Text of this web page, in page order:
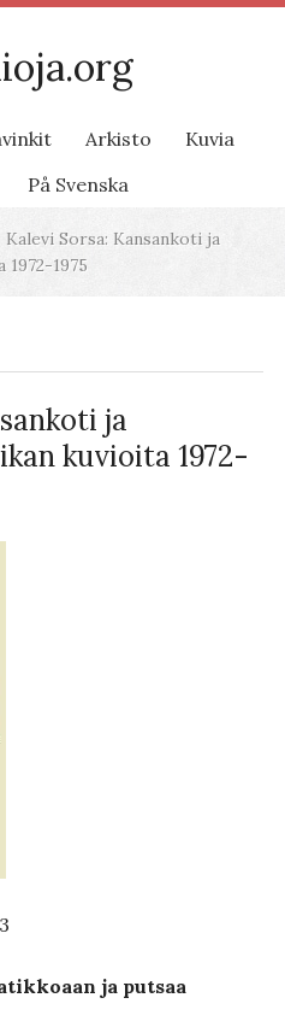
Arkisto
Kuvia
På Svenska
Kalevi Sorsa: Kansankoti ja
1975
ja
kuvioita 1972-
ja putsaa